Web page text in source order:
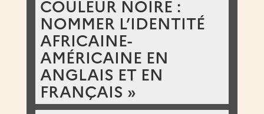
COULEUR NOIRE :
NOMMER L’IDENTITÉ
AFRICAINE-
AMÉRICAINE EN
ANGLAIS ET EN
FRANÇAIS »